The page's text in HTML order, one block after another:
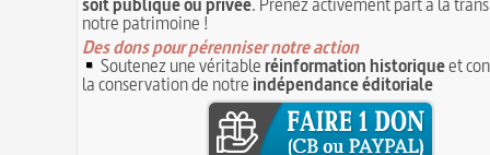
notre patrimoine !
Des dons pour pérenniser notre action
Soutenez une véritableréinformation historiqueet
la conservation de notre indépendance éditoriale